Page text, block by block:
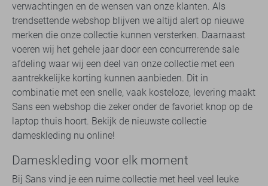
verwachtingen en de wensen van onze klanten. Als
trendsettende webshop blijven we altijd alert op nieuwe
merken die onze collectie kunnen versterken. Daarnaast
voeren wij het gehele jaar door een concurrerende sale
afdeling waar wij een deel van onze collectie met een
aantrekkelijke korting kunnen aanbieden. Dit in
combinatie met een snelle, vaak kosteloze, levering maakt
Sans een webshop die zeker onder de favoriet knop op de
laptop thuis hoort. Bekijk de nieuwste collectie
dameskleding nu online!
Dameskleding voor elk moment
Bij Sans vind je een ruime collectie met heel veel leuke